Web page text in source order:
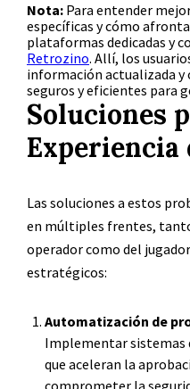
Nota: Para entender
específicas y cómo
plataformas dedicadas y
Retrozino. Allí, los
información actualizada
seguros y eficientes para
Soluciones
Experiencia
Las soluciones a estos
en múltiples frentes,
operador como del
estratégicos:
Automatización de
Implementar sistemas
que aceleran la
comprometer la